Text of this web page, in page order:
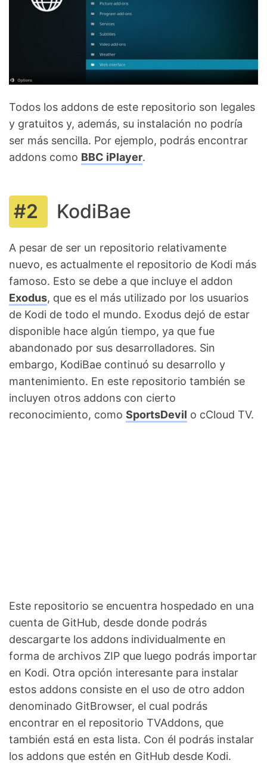
Todos los addons de este repositorio son legales
y gratuitos y, además, su instalación no podría
ser más sencilla. Por ejemplo, podrás encontrar
addons como BBC iPlayer.
KodiBae
A pesar de ser un repositorio relativamente
nuevo, es actualmente el repositorio de Kodi más
famoso. Esto se debe a que incluye el addon
Exodus, que es el más utilizado por los usuarios
de Kodi de todo el mundo. Exodus dejó de estar
disponible hace algún tiempo, ya que fue
abandonado por sus desarrolladores. Sin
embargo, KodiBae continuó su desarrollo y
mantenimiento. En este repositorio también se
incluyen otros addons con cierto
reconocimiento, como SportsDevil o cCloud TV.
Este repositorio se encuentra hospedado en una
cuenta de GitHub, desde donde podrás
descargarte los addons individualmente en
forma de archivos ZIP que luego podrás importar
en Kodi. Otra opción interesante para instalar
estos addons consiste en el uso de otro addon
denominado GitBrowser, el cual podrás
encontrar en el repositorio TVAddons, que
también está en esta lista. Con él podrás instalar
los addons que estén en GitHub desde Kodi.